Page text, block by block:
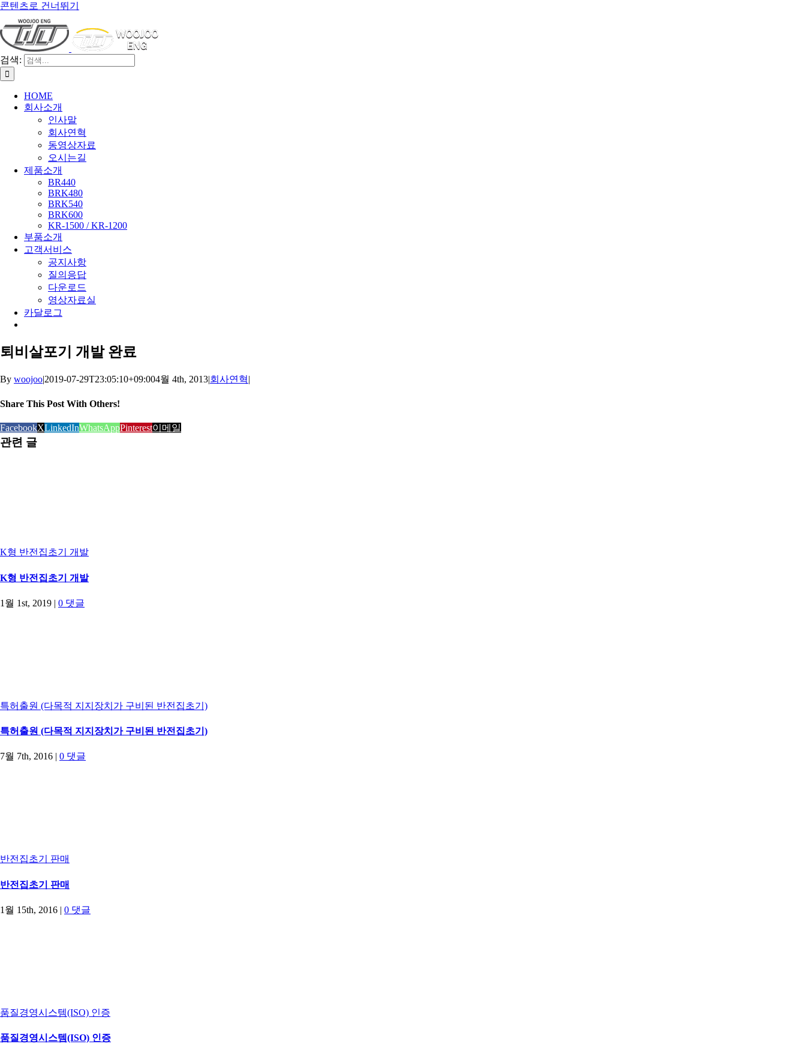
콘텐츠로 건너뛰기
검색:
HOME
회사소개
인사말
회사연혁
동영상자료
오시는길
제품소개
BR440
BRK480
BRK540
BRK600
KR-1500 / KR-1200
부품소개
고객서비스
공지사항
질의응답
다운로드
영상자료실
카달로그
퇴비살포기 개발 완료
By woojoo|2019-07-29T23:05:10+09:004월 4th, 2013|회사연혁|
Share This Post With Others!
FacebookXLinkedInWhatsAppPinterest이메일
관련 글
K형 반전집초기 개발
K형 반전집초기 개발
1월 1st, 2019 | 0 댓글
특허출원 (다목적 지지장치가 구비된 반전집초기)
특허출원 (다목적 지지장치가 구비된 반전집초기)
7월 7th, 2016 | 0 댓글
반전집초기 판매
반전집초기 판매
1월 15th, 2016 | 0 댓글
품질경영시스템(ISO) 인증
품질경영시스템(ISO) 인증